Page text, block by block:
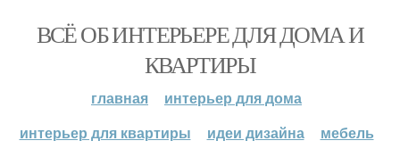
ВСЁ ОБ ИНТЕРЬЕРЕ ДЛЯ ДОМА И
КВАРТИРЫ
главная
интерьер для дома
интерьер для квартиры
идеи дизайна мебель